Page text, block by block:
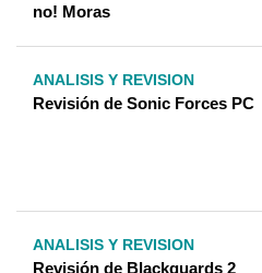
no! Moras
ANALISIS Y REVISION
Revisión de Sonic Forces PC
ANALISIS Y REVISION
Revisión de Blackguards 2